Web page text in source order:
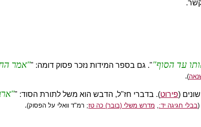
עד הסוף ". גם בספר המידות נזכר פסוק דומה: " אמר
)
.
(פירוט). בדברי חז"ל, הדבש הוא משל לתורת הסוד: "
(בבלי חגיגה יד:, מדרש משלי (בובר) כה טז; רמ"ד וואלי על הפסוק).